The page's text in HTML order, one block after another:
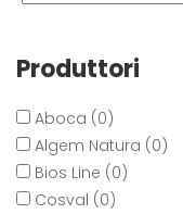
Produttori
Aboca (0)
Algem Natura (0)
Bios Line (0)
Cosval (0)